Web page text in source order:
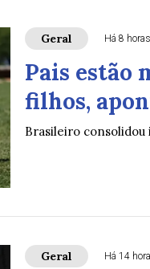
Geral Há 8 horas
Pais estão
filhos,
Brasileiro consolidou
Geral Há 14